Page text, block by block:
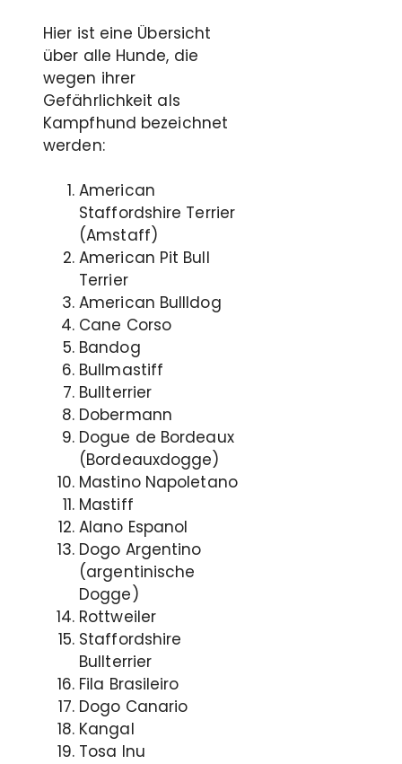
Hier ist eine Übersicht
über alle Hunde, die
wegen ihrer
Gefährlichkeit als
Kampfhund bezeichnet
werden:
American
Staffordshire Terrier
(Amstaff)
American Pit Bull
Terrier
American Bullldog
Cane Corso
Bandog
Bullmastiff
Bullterrier
Dobermann
Dogue de Bordeaux
(Bordeauxdogge)
Mastino Napoletano
Mastiff
Alano Espanol
Dogo Argentino
(argentinische
Dogge)
Rottweiler
Staffordshire
Bullterrier
Fila Brasileiro
Dogo Canario
Kangal
Tosa Inu